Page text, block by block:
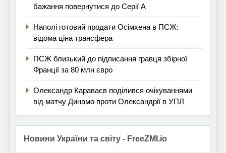
бажання повернутися до Серії А
Наполі готовий продати Осімхена в ПСЖ:
відома ціна трансфера
ПСЖ близький до підписання гравця збірної
Франції за 80 млн євро
Олександр Караваєв поділився очікуваннями
від матчу Динамо проти Олександрії в УПЛ
Новини України та світу - FreeZMI.io